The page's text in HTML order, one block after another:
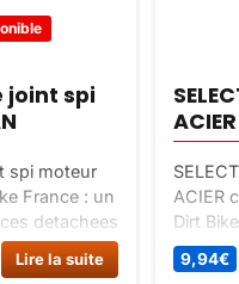
joint spi
spi moteur
France : un
detachees
de
Lire la suite
ACIER
Dirt
classé
bike,
9,94€